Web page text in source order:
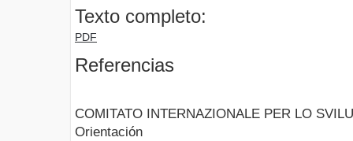
Texto completo:
PDF
Referencias
COMITATO INTERNAZIONALE PER LO
Orientación